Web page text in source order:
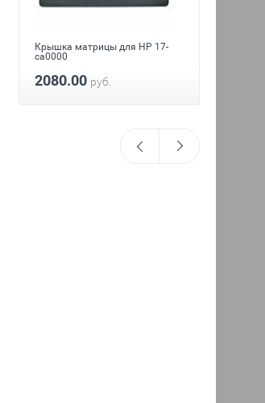
Крышка матрицы для HP 17-
ca0000
2080.00 руб.